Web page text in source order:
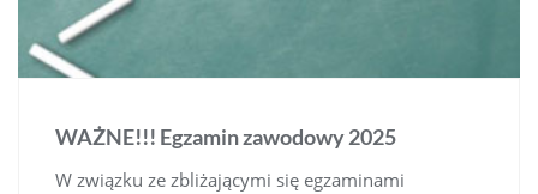
WAŻNE!!! Egzamin zawodowy 2025
W związku ze zbliżającymi się egzaminami